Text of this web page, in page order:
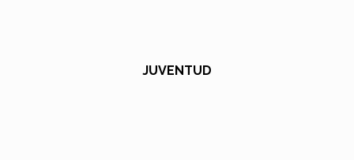
JUVENTUD